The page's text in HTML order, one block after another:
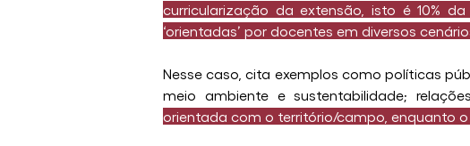
curricularização da extensão, isto é 10%
‘orientadas’ por docentes em diversos
Nesse caso, cita exemplos como políticas
meio ambiente e sustentabilidade;
orientada com o território/campo, enquanto